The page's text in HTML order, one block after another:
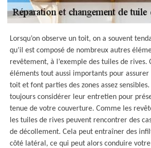
Lorsqu’on observe un toit, on a souvent
qu’il est composé de nombreux autres
revêtement, à l’exemple des tuiles de rives.
éléments tout aussi importants pour assurer
toit et font parties des zones assez
toujours considérer leur entretien pour
tenue de votre couverture. Comme les
les tuiles de rives peuvent rencontrer des
de décollement. Cela peut entraîner des
côté latéral, ce qui peut alors conduire